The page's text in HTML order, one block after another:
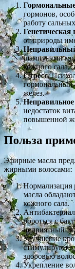
Г
гормонов,
работу
Генетическая
от природы
шампунями
кожного сала.
Стресс.
гормональный
желез.
недостаток
повышенной
Польза
Эфирные масла
жирными волосами:
Нормализация
масла
кожного сала.
бороться с
неприятный
Улучшение
стимулируют
здоровью
Укрепление